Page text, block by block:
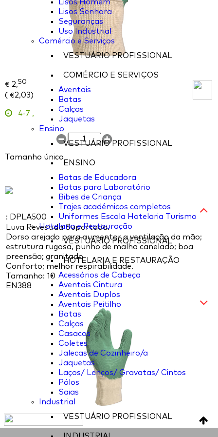
Lisos Homem
Lisos Senhora
Seguranças
Uso Industrial
Comércio e Serviços
VESTUÁRIO PROFISSIONAL
COMÉRCIO E SERVIÇOS
Aventais
Batas
Calças
Jaquetas
Ensino
VESTUÁRIO PROFISSIONAL
ENSINO
Batas de Educadora
Batas para Laboratório
Bibes de Criança
Trajes académicos completos
Uniformes Escola Hotelaria Turismo
Hotelaria e Restauração
VESTUÁRIO PROFISSIONAL
HOTELARIA E RESTAURAÇÃO
Acessórios de Cabeça
Aventais Cintura
Aventais Duplos
Aventais Peitilho
Batas
Calças
Casacos
Coletes
Jalecas de Cozinheiro/a
Jaquetas
Laços/ Lenços/ Gravatas/ Cintos
Pólos
Saias
Industrial
VESTUÁRIO PROFISSIONAL
€ 2,50
( €2,03)
4-7 ,
Tamanho único
: DPLA500
Luva Revestida Suportada.
Dorso arejado para aumentar a ventilação da mão;
estrutura rugosa, punho de malha canelado; boa
preensão; granitado
Conforto; melhor respirabilidade.
Tamanho: 10
EN388